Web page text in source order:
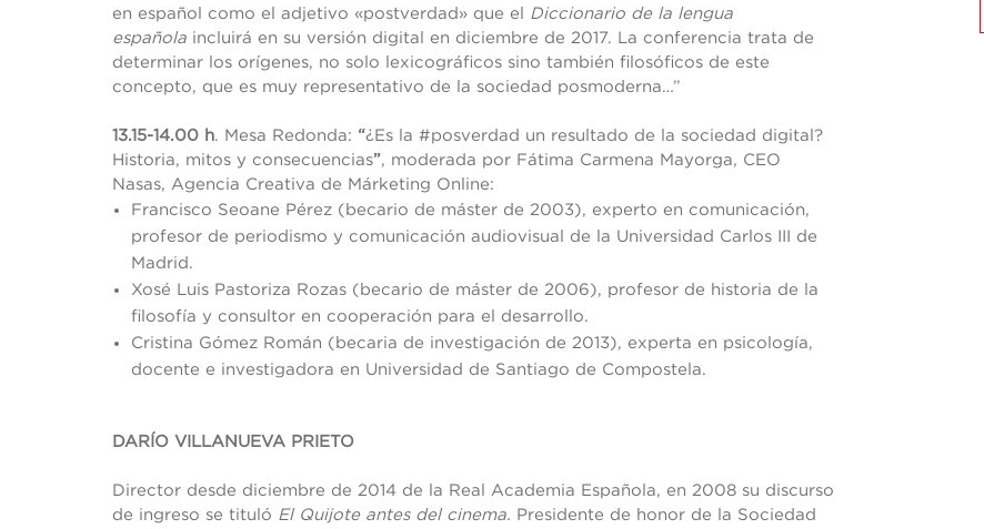
en español como el adjetivo «postverdad» que el Diccionario de la lengua
española incluirá en su versión digital en diciembre de 2017. La conferencia trata de
determinar los orígenes, no solo lexicográficos sino también filosóficos de este
concepto, que es muy representativo de la sociedad posmoderna…”
13.15-14.00 h. Mesa Redonda: “¿Es la #posverdad un resultado de la sociedad digital?
Historia, mitos y consecuencias”, moderada por Fátima Carmena Mayorga, CEO
Nasas, Agencia Creativa de Márketing Online:
Francisco Seoane Pérez (becario de máster de 2003), experto en comunicación,
profesor de periodismo y comunicación audiovisual de la Universidad Carlos III de
Madrid.
Xosé Luis Pastoriza Rozas (becario de máster de 2006), profesor de historia de la
filosofía y consultor en cooperación para el desarrollo.
Cristina Gómez Román (becaria de investigación de 2013), experta en psicología,
docente e investigadora en Universidad de Santiago de Compostela.
DARÍO VILLANUEVA PRIETO
Director desde diciembre de 2014 de la Real Academia Española, en 2008 su discurso
de ingreso se tituló El Quijote antes del cinema. Presidente de honor de la Sociedad